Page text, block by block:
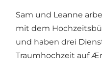
Sam und Leanne
mit dem
und haben drei
Traumhochzeit auf